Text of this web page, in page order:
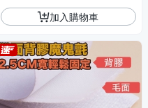
加入購物車